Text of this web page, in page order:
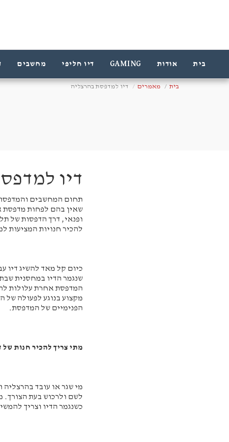
בית אודות GAMING דיו חליפי מחשבים
בית מאמרים דיו למדפסת בהרצליה
דיו
תחום המחשבים
שאין בהם לפחות מדפסת
ופנאי, דרך הדפסות של
להכיר חנויות המציעות
כיום קל מאד להשיג דיו
שנגמר הדיו במחסנית
המדפסת אחרת עלולות
מקצוע בנוגע לפעולה של
הפנימיים של המדפסת.
מתי צריך להכיר חנות
מי שגר או עובד בהרצליה
לשם ולרכוש בעת הצורך.
כשנגמר הדיו וצריך